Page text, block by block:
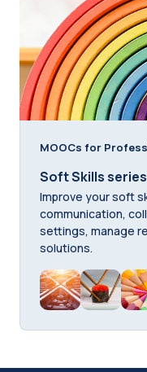
MOOCs for
Soft Skills series
Improve your soft
communication,
settings, manage
solutions.